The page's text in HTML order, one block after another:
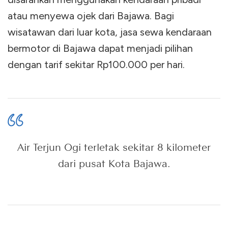
atau menyewa ojek dari Bajawa. Bagi
wisatawan dari luar kota, jasa sewa kendaraan
bermotor di Bajawa dapat menjadi pilihan
dengan tarif sekitar Rp100.000 per hari.
Air Terjun Ogi terletak sekitar 8 kilometer
dari pusat Kota Bajawa.